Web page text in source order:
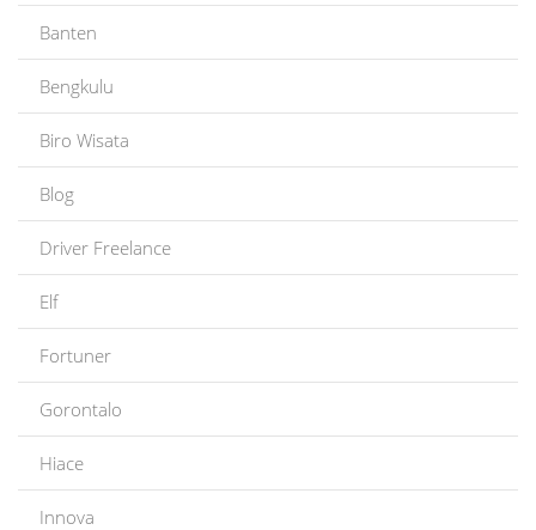
Banten
Bengkulu
Biro Wisata
Blog
Driver Freelance
Elf
Fortuner
Gorontalo
Hiace
Innova